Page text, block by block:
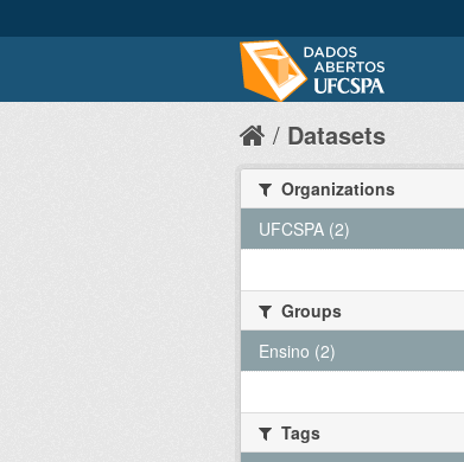
Datasets
Organizations
UFCSPA (2)
Groups
Ensino (2)
Tags